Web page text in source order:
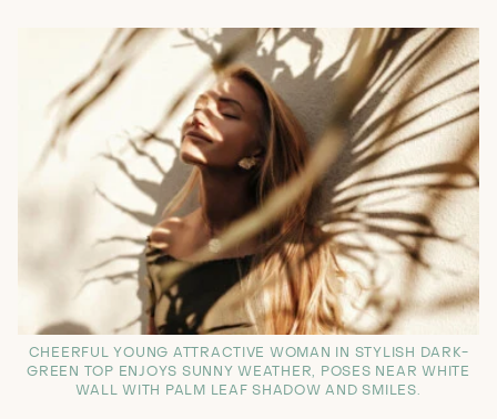
CHEERFUL YOUNG ATTRACTIVE WOMAN IN STYLISH DARK-
GREEN TOP ENJOYS SUNNY WEATHER, POSES NEAR WHITE
WALL WITH PALM LEAF SHADOW AND SMILES.